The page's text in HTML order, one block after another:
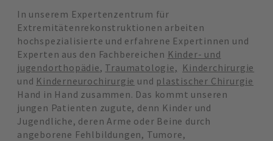
In unserem Expertenzentrum für
Extremitätenrekonstruktionen arbeiten
hochspezialisierte und erfahrene Expertinnen und
Experten aus den Fachbereichen Kinder- und
jugendorthopädie, Traumatologie, Kinderchirurgie
und Kinderneurochirurgie und plastischer Chirurgie
Hand in Hand zusammen. Das kommt unseren
jungen Patienten zugute, denn Kinder und
Jugendliche, deren Arme oder Beine durch
angeborene Fehlbildungen, Tumore,